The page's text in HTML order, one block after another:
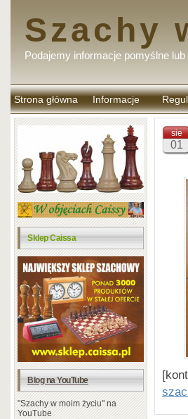
Szachy
Podajemy informacje pomyślne
Strona główna Informacje
Sklep Caissa
Blog na YouTube
"Szachy w moim życiu" na
YouTube
sie
01